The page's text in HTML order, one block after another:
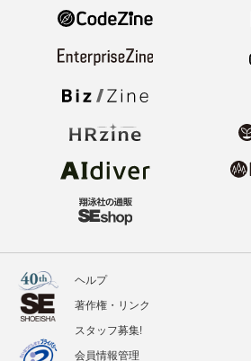
ヘルプ
著作権・リンク
スタッフ募集!
会員情報管理